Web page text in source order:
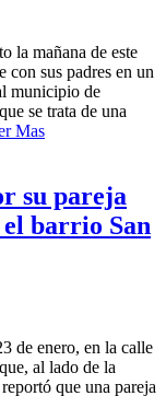
la mañana de este
con sus padres en un
municipio de
se trata de una
Mas
su pareja
barrio San
de enero, en la calle
al lado de la
que una pareja